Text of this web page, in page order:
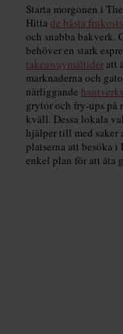
Starta morgonen i
Hittade bästa
och snabba bakverk.
behöver en stark
takeawaymåltideratt
marknaderna och
närliggande
grytor och fry-ups på
kväll. Dessa lokala
hjälper till med saker
platserna att besöka
enkel plan för att äta